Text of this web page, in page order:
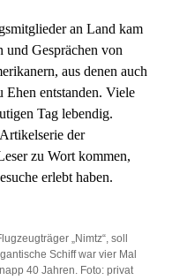
an Land kam
und Gesprächen von
aus denen auch
Ehen entstanden. Viele
Tag lebendig.
der
zu Wort kommen,
erlebt haben.
„Nimtz“, soll
Schiff war vier Mal
40 Jahren. Foto: privat